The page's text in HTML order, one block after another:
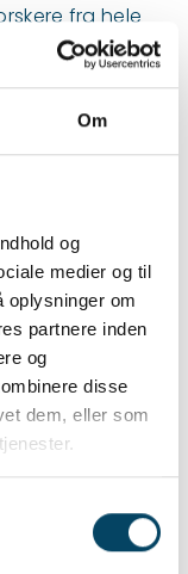
Om
og
medier og til
oplysninger om
partnere inden
og
disse
dem, eller som
fra hele
det er her,
tæt hold.
Comammox
er
til
der er en
sker i to